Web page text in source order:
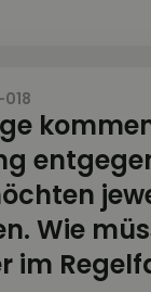
018
Wie
im